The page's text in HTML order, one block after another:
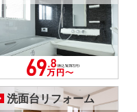
洗面台リフォーム